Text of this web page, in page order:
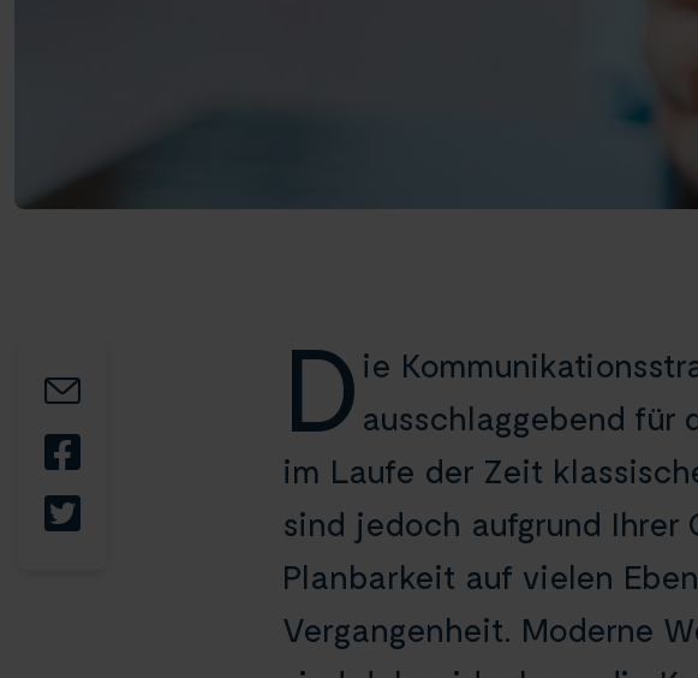
D ie
ausschlaggebend für
im Laufe der Zeit
sind jedoch aufgrund Ihrer
Planbarkeit auf vielen
Vergangenheit. Moderne